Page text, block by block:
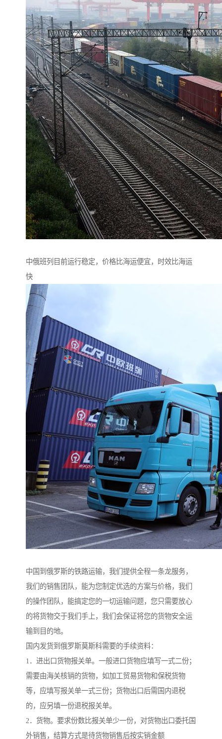
中俄班列目前运行稳定，价格比海运便宜，时效比海运
快
中国到俄罗斯的铁路运输，我们提供全程一条龙服务，
我们的销售团队，能为您制定优选的方案与价格，我们
的操作团队，能搞定您的一切运输问题，您只需要放心
的将货物交于我们手上，我们会保证将您的货物安全运
输到目的地。
国内发货到俄罗斯莫斯科需要的手续资料：
1．进出口货物报关单。一般进口货物应填写一式二份；
需要由海关核销的货物，如加工贸易货物和保税货物
等，应填写报关单一式三份；货物出口后需国内退税
的，应另填一份退税报关单。
2．货物。要求份数比报关单少一份，对货物出口委托国
外销售，结算方式是待货物销售后按实销金额